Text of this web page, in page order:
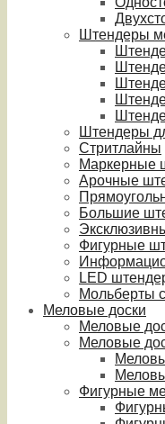
Штендеры
Штендеры
Стритлайны
Маркерные
Арочные
Большие
Фигурные
LED
Мольберты
Меловые доски
Меловые
Меловые
Фигурные